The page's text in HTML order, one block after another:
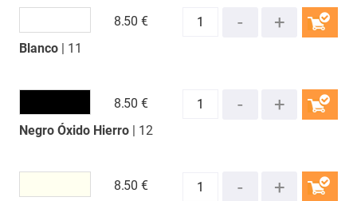
Blanco| 11
8.50 €
Negro Óxido Hierro| 12
8.50 €
8.50 €